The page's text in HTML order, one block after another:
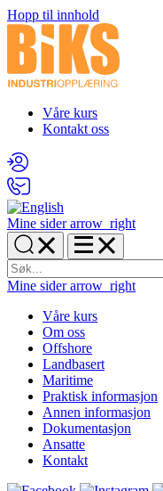
Hopp til innhold
Våre kurs
Kontakt oss
Mine sider arrow_right
Mine sider arrow_right
Våre kurs
Om oss
Offshore
Landbasert
Maritime
Praktisk informasjon
Annen informasjon
Dokumentasjon
Ansatte
Kontakt